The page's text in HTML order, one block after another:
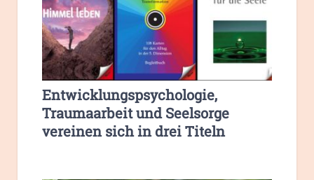
Entwicklungspsychologie,
Traumaarbeit und Seelsorge
vereinen sich in drei Titeln